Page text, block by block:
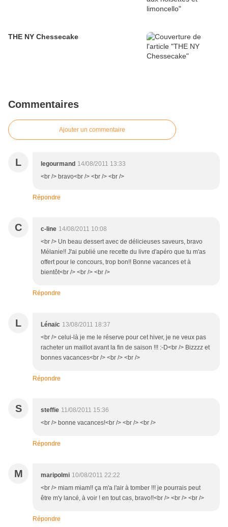
THE NY Chessecake
Commentaires
Ajouter un commentaire
L legourmand 14/08/2011 13:33
<br /> bravo<br /> <br /> <br />
Répondre
C c-line 14/08/2011 10:08
<br /> Un beau dessert avec de délicieuses saveurs, bravo
Mélanie!! J'ai publié une recette du livre d'apéro que tu m'as
offert pour le concours, trop bon!! Bonne vacances et à
bientôt<br /> <br /> <br />
Répondre
L Lénaïc 13/08/2011 18:37
<br /> celui-là je me le réserve pour cet hiver, je ne veux pas
racheter un maillot avant la fin de saison !!! :-D<br /> Bizzzz et
bonnes vacances<br /> <br /> <br />
Répondre
S steffie 11/08/2011 15:36
<br /> bonne vacances!<br /> <br /> <br />
Répondre
M maripolmi 10/08/2011 22:22
<br /> miam miam!! ça m'a l'air à tomber !!! je pourrais peut
être m'y lancé, à voir ! en tout cas, bravo!!<br /> <br /> <br />
Répondre